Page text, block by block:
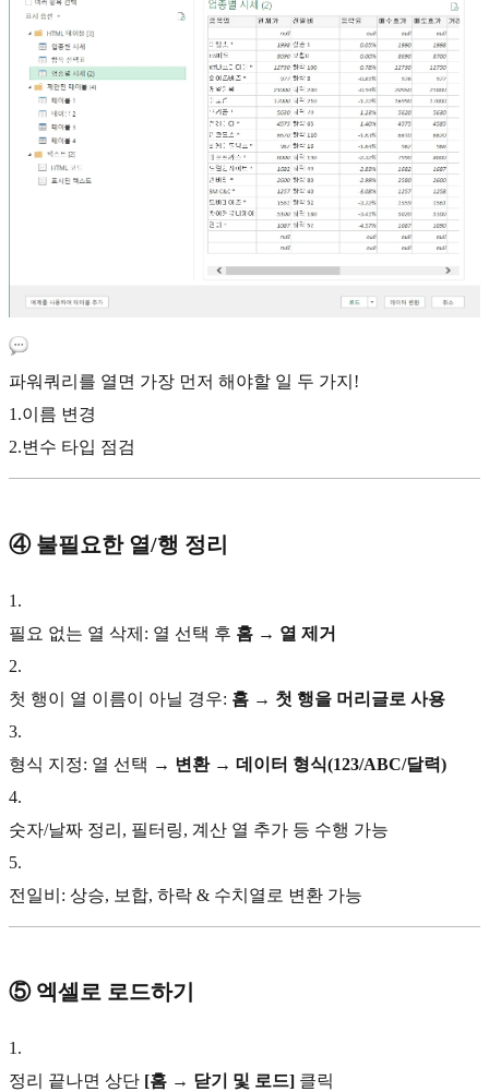
파워쿼리를 열면 가장 먼저 해야할 일 두 가지!
1.이름 변경
2.변수 타입 점검
④ 불필요한 열/행 정리
1 .
필요 없는 열 삭제: 열 선택 후 홈 → 열 제거
2.
첫 행이 열 이름이 아닐 경우: 홈 → 첫 행을 머리글로 사용
3.
형식 지정: 열 선택 → 변환 → 데이터 형식(123/ABC/달력)
4.
숫자/날짜 정리, 필터링, 계산 열 추가 등 수행 가능
5.
전일비: 상승, 보합, 하락 & 수치열로 변환 가능
⑤ 엑셀로 로드하기
1 .
정리 끝나면 상단 [홈 → 닫기 및 로드] 클릭